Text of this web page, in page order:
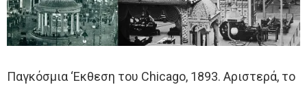
Παγκόσμια ‘Εκθεση του Chicago, 1893. Αριστερά, το